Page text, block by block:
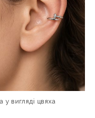
у вигляді цвяха